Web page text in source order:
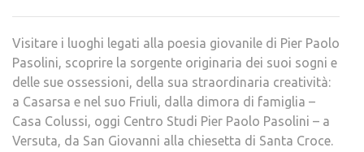
Visitare i luoghi legati alla poesia giovanile di Pier Paolo
Pasolini, scoprire la sorgente originaria dei suoi sogni e
delle sue ossessioni, della sua straordinaria creatività:
a Casarsa e nel suo Friuli, dalla dimora di famiglia –
Casa Colussi, oggi Centro Studi Pier Paolo Pasolini – a
Versuta, da San Giovanni alla chiesetta di Santa Croce.